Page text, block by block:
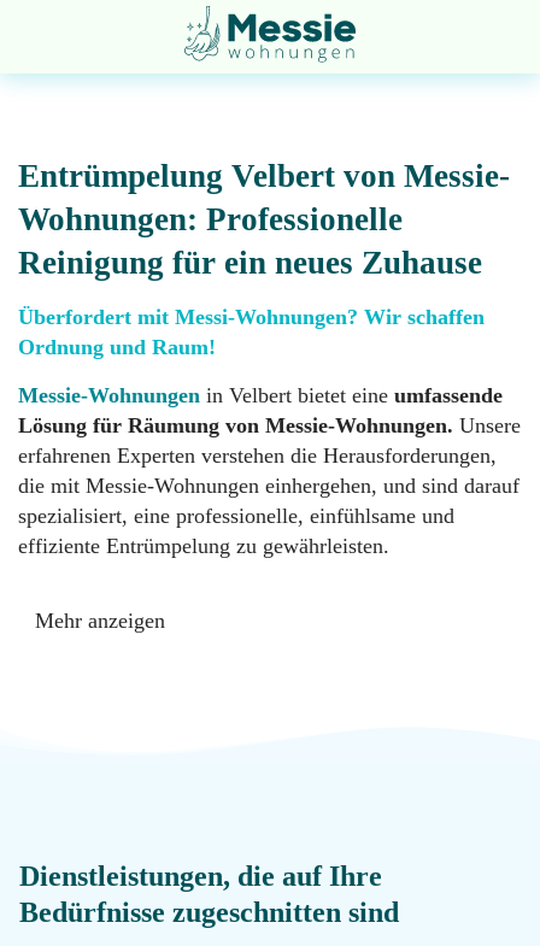
Entrümpelung Velbert von Messie-
Wohnungen: Professionelle
Reinigung für ein neues Zuhause
Überfordert mit Messi-Wohnungen? Wir schaffen
Ordnung und Raum!
Messie-Wohnungen in Velbert bietet eine umfassende
Lösung für Räumung von Messie-Wohnungen. Unsere
erfahrenen Experten verstehen die Herausforderungen,
die mit Messie-Wohnungen einhergehen, und sind darauf
spezialisiert, eine professionelle, einfühlsame und
effiziente Entrümpelung zu gewährleisten.
Wenn Sie den Gedanken an die Entrümpelung einer
Mehr anzeigen
Dienstleistungen, die auf Ihre
Bedürfnisse zugeschnitten sind
Entsorgung
Entrümpelung
Geruchsneutralisation
Messie
Tatortreinigung
Startseite
Über
uns
Impressum
0800
11 22
100